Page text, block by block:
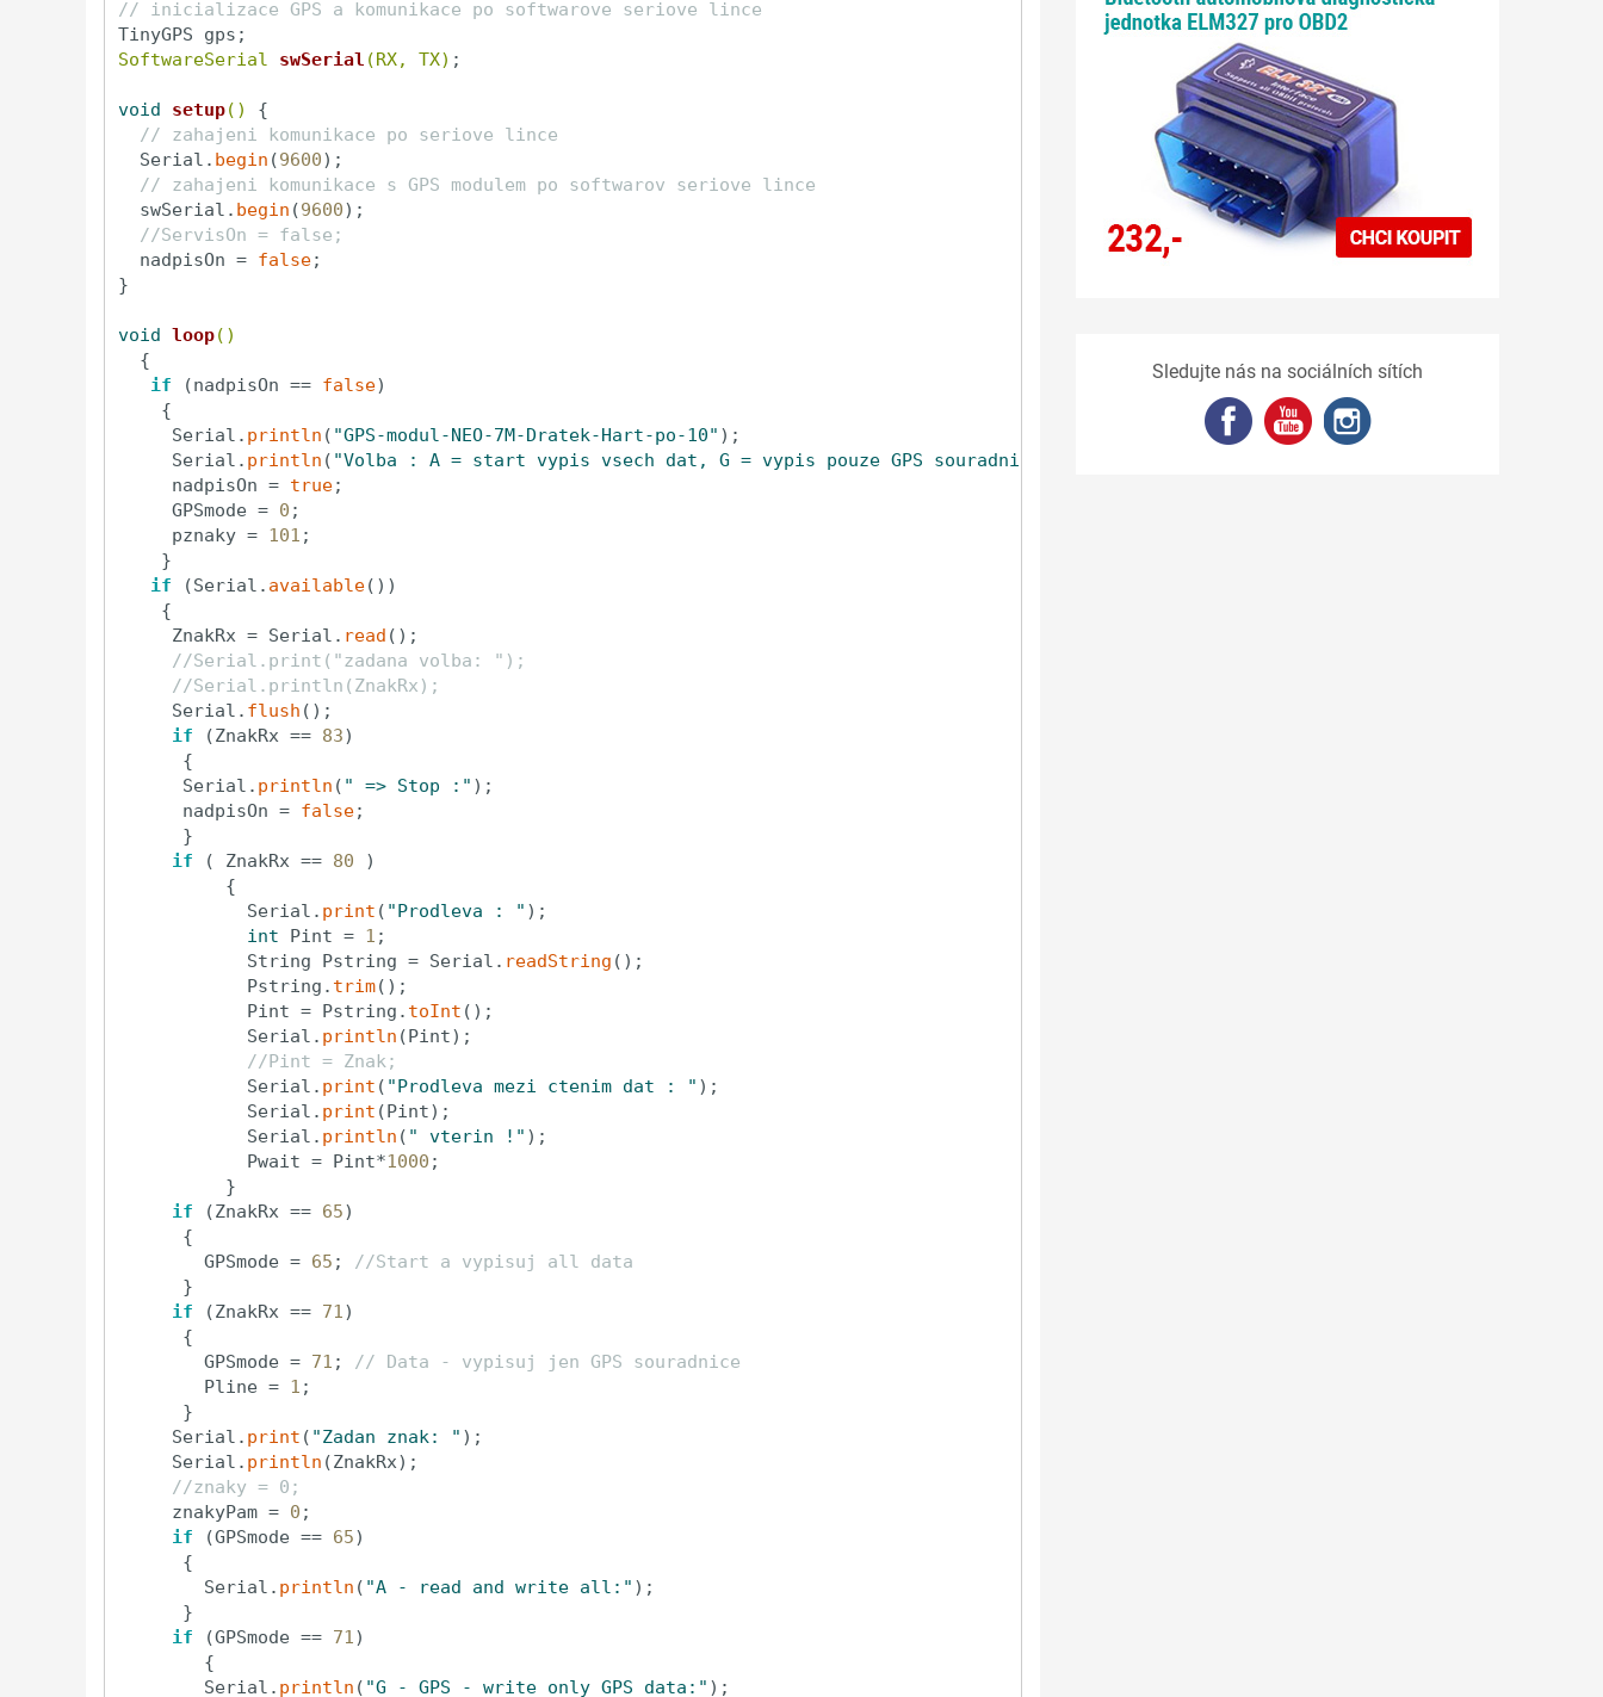
// inicializace GPS a komunikace po softwarove seriove lince
SoftwareSerial swSerial (RX, TX) ;
void setup()
{
// zahajeni komunikace po seriove lince
  Serial.
begin (9600);
// zahajeni komunikace s GPS modulem po softwarov seriove lince
  swSerial.
begin (9600);
//ServisOn = false;
  nadpisOn =
false;
}
void loop()
{
if (nadpisOn == false)
    {
     Serial.
println ( "GPS-modul-NEO-7M-Dratek-Hart-po-10" );
     Serial.
println ( "Volba : A = start vypis vsech dat, G = vypis pouze GPS souradnic, Pxx = Pauza, S = Stop !"
     nadpisOn =
true;
     GPSmode =
0 ;
     pznaky =
101 ;
    }
if (Serial. available())
    {
     ZnakRx = Serial.
read ();
//Serial.print("zadana volba: ");
//Serial.println(ZnakRx);
     Serial.
flush ();
if (ZnakRx == 83)
      {
      Serial.
println ( " => Stop :" );
      nadpisOn =
false;
      }
if ( ZnakRx == 80 )
          {
            Serial.
print ( "Prodleva : " );
int Pint = 1 ;
            String Pstring = Serial.
readString ();
            Pstring.
trim();
            Pint = Pstring.
toInt ();
            Serial.
println (Pint);
//Pint = Znak;
            Serial.
print ( "Prodleva mezi ctenim dat : " );
            Serial.
print (Pint);
            Serial.
println ( " vterin !" );
            Pwait = Pint*
1000 ;
          }
if (ZnakRx == 65)
      {
        GPSmode =
65 ; //Start a vypisuj all data
      }
if (ZnakRx == 71)
      {
        GPSmode =
71 ; // Data - vypisuj jen GPS souradnice
        Pline =
1 ;
      }
     Serial.
print ( "Zadan znak: " );
     Serial.
println (ZnakRx);
//znaky = 0;
     znakyPam =
0 ;
if (GPSmode == 65)
      {
        Serial.
println ( "A - read and write all:" );
      }
if (GPSmode == 71)
        {
        Serial.
println ( "G - GPS - write only GPS data:" );
Sledujte nás na sociálních sítích